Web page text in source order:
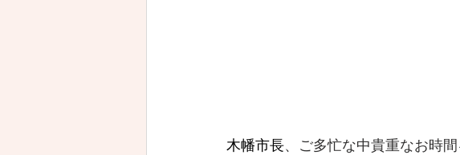
木幡市長、ご多忙な中貴重なお時